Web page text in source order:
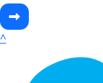
^